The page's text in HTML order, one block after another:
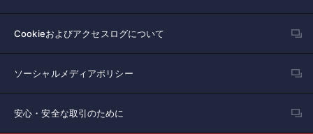
Cookieおよびアクセスログについて
ソーシャルメディアポリシー
安心・安全な取引のために